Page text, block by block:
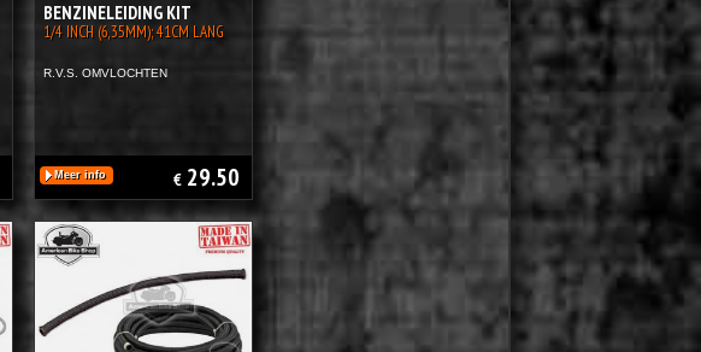
BENZINELEIDING KIT
1/4 INCH (6,35MM); 41CM LANG
R.V.S. OMVLOCHTEN
Meer info € 29.50